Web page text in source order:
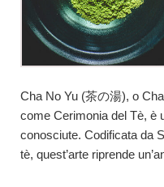
Cha No Yu (茶の湯), o
come Cerimonia del Tè, è
conosciute. Codificata da
tè, quest’arte riprende